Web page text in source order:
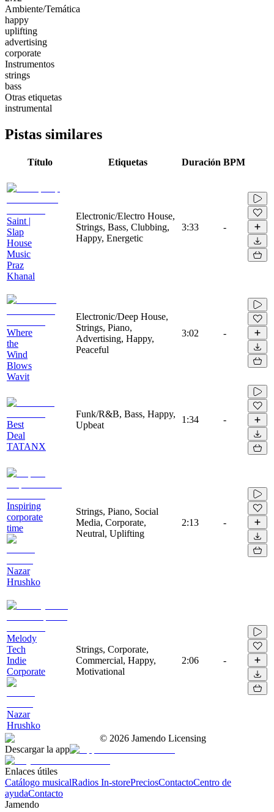
Ambiente/Temática
happy
uplifting
advertising
corporate
Instrumentos
strings
bass
Otras etiquetas
instrumental
Pistas similares
Título Etiquetas Duración BPM
Saint |
Slap
House
Music
Praz
Khanal
Electronic/Electro House,
Strings, Bass, Clubbing,
Happy, Energetic
3:33 -
Where
the
Wind
Blows
Wavit
Electronic/Deep House,
Strings, Piano,
Advertising, Happy,
Peaceful
3:02 -
Best
Deal
TATANX
Funk/R&B, Bass, Happy,
Upbeat
1:34 -
Inspiring
corporate
time
Nazar
Hrushko
Strings, Piano, Social
Media, Corporate,
Neutral, Uplifting
2:13 -
Melody
Tech
Indie
Corporate
Nazar
Hrushko
Strings, Corporate,
Commercial, Happy,
Motivational
2:06 -
© 2026 Jamendo Licensing
Descargar la app
Enlaces útiles
Catálogo musicalRadios In-storePreciosContactoCentro de
ayudaContacto
Jamendo